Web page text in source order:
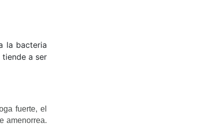
la bacteria
a ser
fuerte, el
amenorrea.